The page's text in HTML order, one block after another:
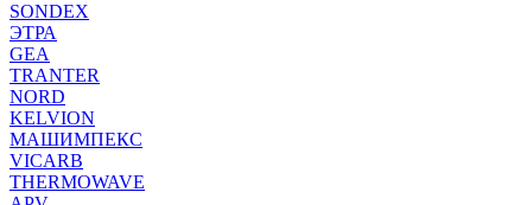
SONDEX
ЭТРА
GEA
TRANTER
NORD
KELVION
МАШИМПЕКС
VICARB
THERMOWAVE